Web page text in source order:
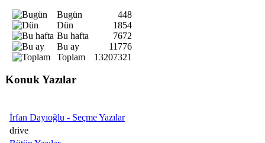
Bugün
448
Dün
1854
Bu hafta
7672
Bu ay
11776
Toplam
13207321
Konuk Yazılar
İrfan Dayıoğlu - Seçme Yazılar
drive